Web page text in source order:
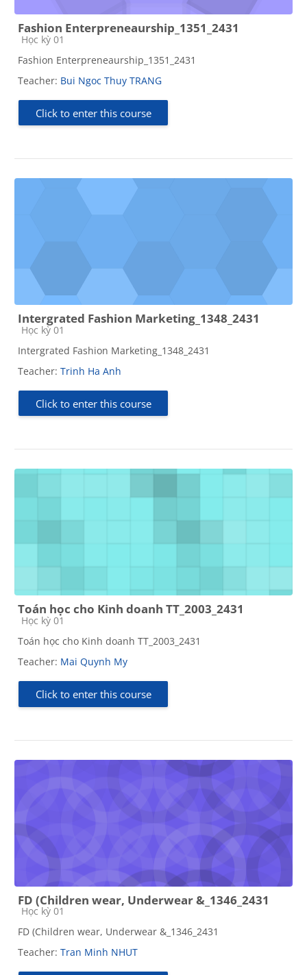
Fashion Enterpreneaurship_1351_2431
Course category
Học kỳ 01
Fashion Enterpreneaurship_1351_2431
Teacher: Bui Ngoc Thuy TRANG
Click to enter this course
Intergrated Fashion Marketing_1348_2431
Course category
Học kỳ 01
Intergrated Fashion Marketing_1348_2431
Teacher: Trinh Ha Anh
Click to enter this course
Toán học cho Kinh doanh TT_2003_2431
Course category
Học kỳ 01
Toán học cho Kinh doanh TT_2003_2431
Teacher: Mai Quynh My
Click to enter this course
FD (Children wear, Underwear &_1346_2431
Course category
Học kỳ 01
FD (Children wear, Underwear &_1346_2431
Teacher: Tran Minh NHUT